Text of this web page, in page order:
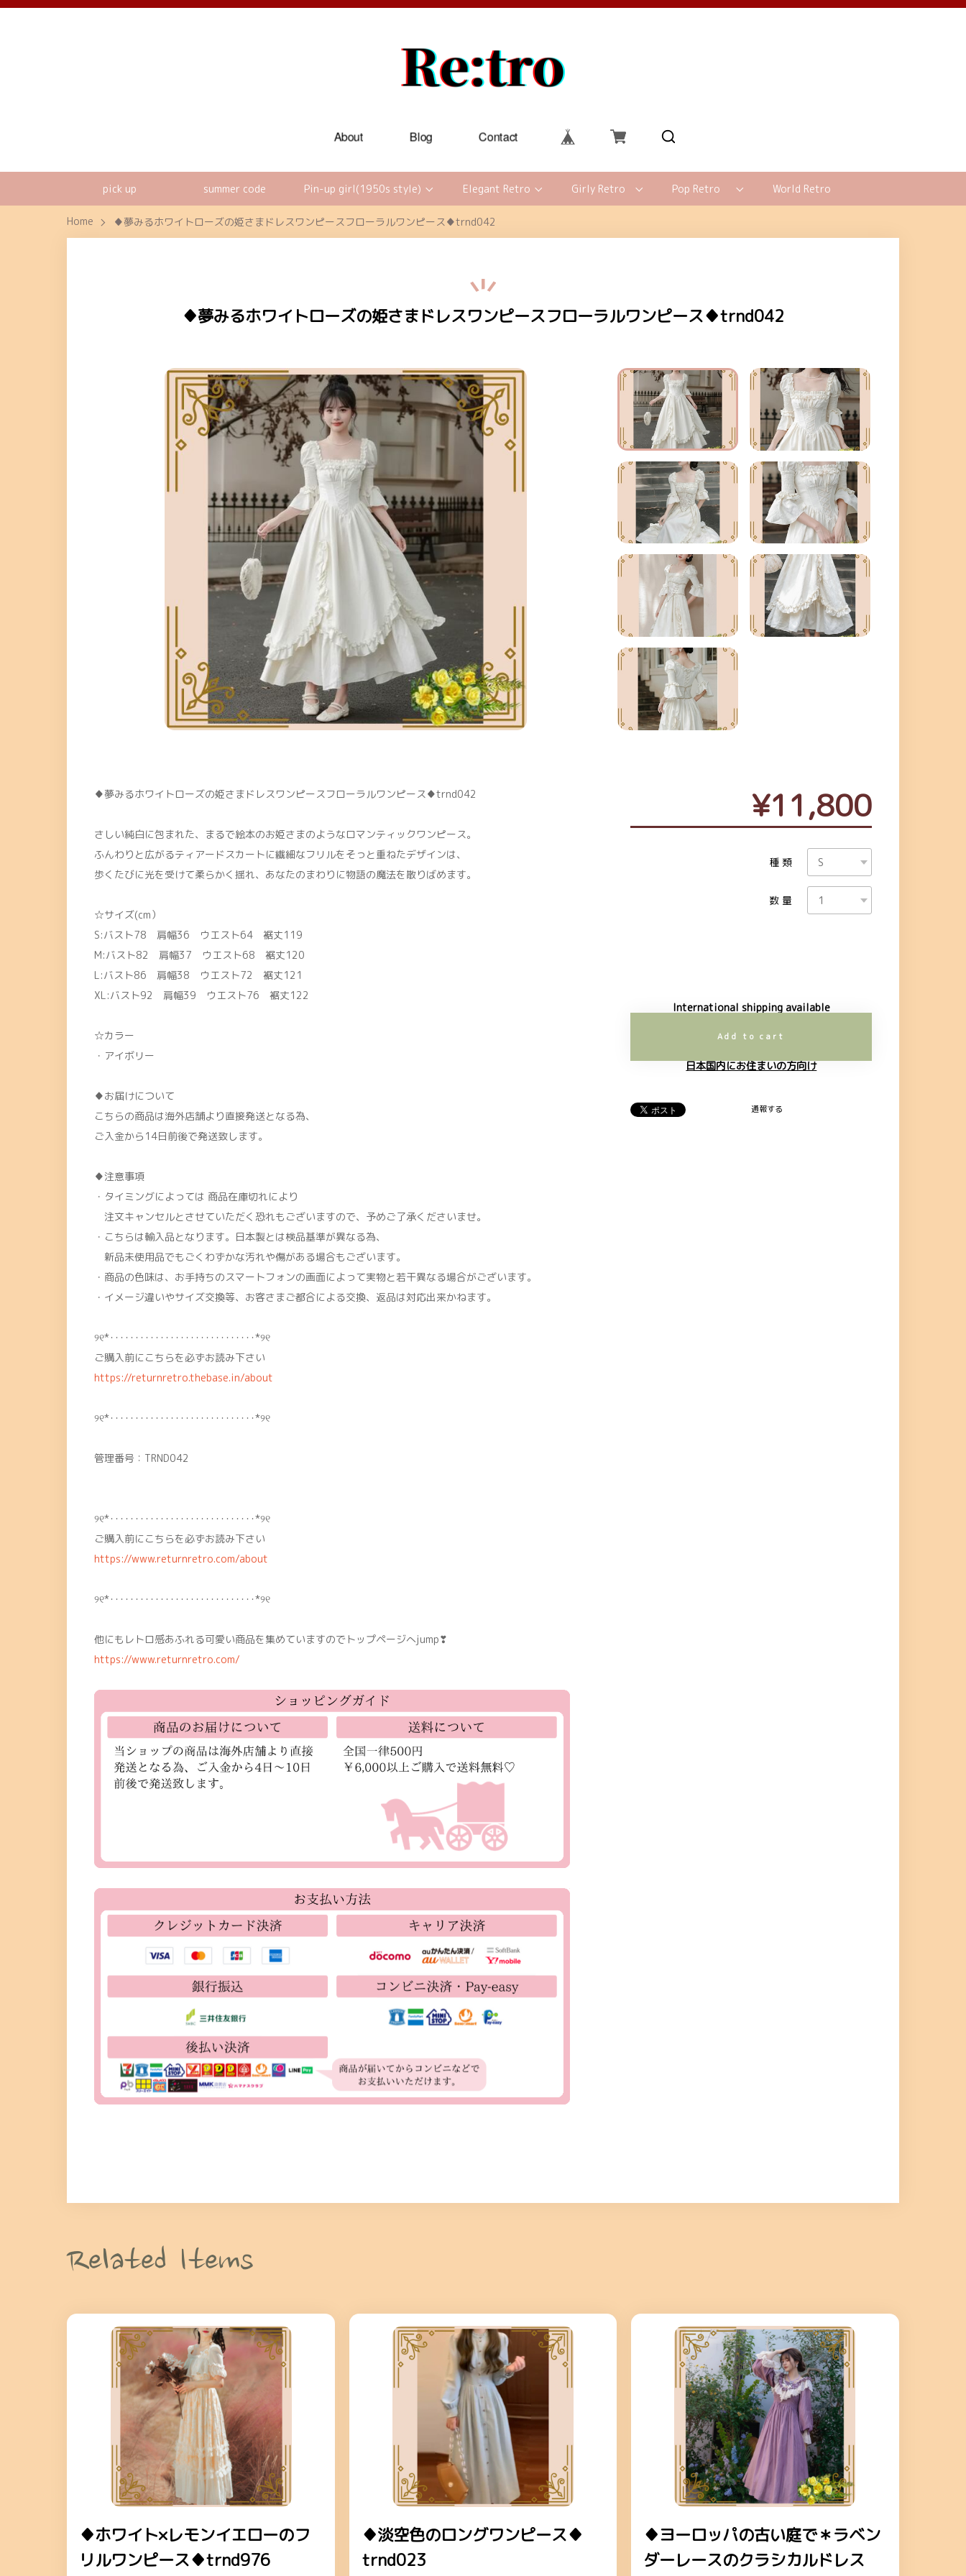
About Blog Contact
pick up summer code Pin-up girl(1950s style) Elegant Retro Girly Retro Pop Retro World Retro
Home ♦夢みるホワイトローズの姫さまドレスワンピースフローラルワンピース♦trnd042
♦夢みるホワイトローズの姫さまドレスワンピースフローラルワンピース♦trnd042
♦夢みるホワイトローズの姫さまドレスワンピースフローラルワンピース♦trnd042
さしい純白に包まれた、まるで絵本のお姫さまのようなロマンティックワンピース。
ふんわりと広がるティアードスカートに繊細なフリルをそっと重ねたデザインは、
歩くたびに光を受けて柔らかく揺れ、あなたのまわりに物語の魔法を散りばめます。
☆サイズ(cm）
S:バスト78 肩幅36 ウエスト64 裾丈119
M:バスト82 肩幅37 ウエスト68 裾丈120
L:バスト86 肩幅38 ウエスト72 裾丈121
XL:バスト92 肩幅39 ウエスト76 裾丈122
☆カラー
・アイボリー
♦お届けについて
こちらの商品は海外店舗より直接発送となる為、
ご入金から14日前後で発送致します。
♦注意事項
・タイミングによっては 商品在庫切れにより
注文キャンセルとさせていただく恐れもございますので、予めご了承くださいませ。
・こちらは輸入品となります。日本製とは検品基準が異なる為、
新品未使用品でもごくわずかな汚れや傷がある場合もございます。
・商品の色味は、お手持ちのスマートフォンの画面によって実物と若干異なる場合がございます。
・イメージ違いやサイズ交換等、お客さまご都合による交換、返品は対応出来かねます。
୨୧*･････････････････････････････*୨୧
ご購入前にこちらを必ずお読み下さい
https://returnretro.thebase.in/about
୨୧*･････････････････････････････*୨୧
管理番号：TRND042
୨୧*･････････････････････････････*୨୧
ご購入前にこちらを必ずお読み下さい
https://www.returnretro.com/about
୨୧*･････････････････････････････*୨୧
他にもレトロ感あふれる可愛い商品を集めていますのでトップページへjump❣
https://www.returnretro.com/
¥11,800
種類
数量
International shipping available
Add to cart
日本国内にお住まいの方向け
通報する
Related Items
♦ホワイト×レモンイエローのフ
リルワンピース♦trnd976
♦淡空色のロングワンピース♦
trnd023
♦ヨーロッパの古い庭で＊ラベン
ダーレースのクラシカルドレス